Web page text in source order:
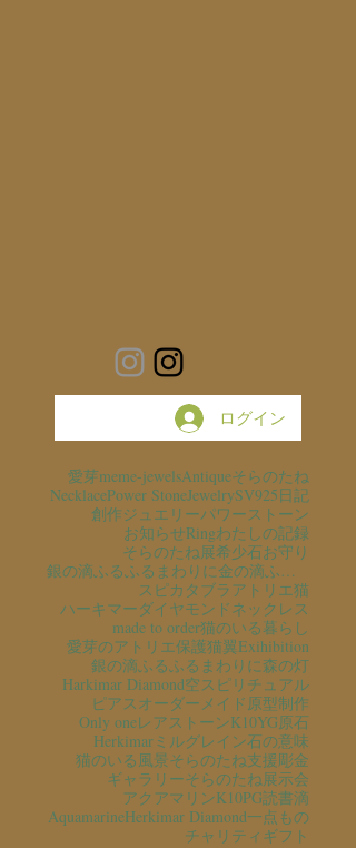
ログイン
愛芽meme-jewelsAntiqueそらのたね
NecklacePower StoneJewelrySV925日記
創作ジュエリーパワーストーン
お知らせRingわたしの記録
そらのたね展希少石お守り
銀の滴ふるふるまわりに金の滴ふるふるまわりに
スピカタブラ アトリエ猫
ハーキマーダイヤモンドネックレス
made to order猫のいる暮らし
愛芽のアトリエ保護猫翼Exihibition
銀の滴ふるふるまわりに森の灯
Harkimar Diamond空スピリチュアル
ピアスオーダーメイド原型制作
Only oneレアストーンK10YG原石
Herkimarミルグレイン石の意味
猫のいる風景そらのたね支援彫金
ギャラリーそらのたね展示会
アクアマリンK10PG読書滴
AquamarineHerkimar Diamond一点もの
チャリティ ギフト